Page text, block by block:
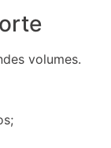
volumes.